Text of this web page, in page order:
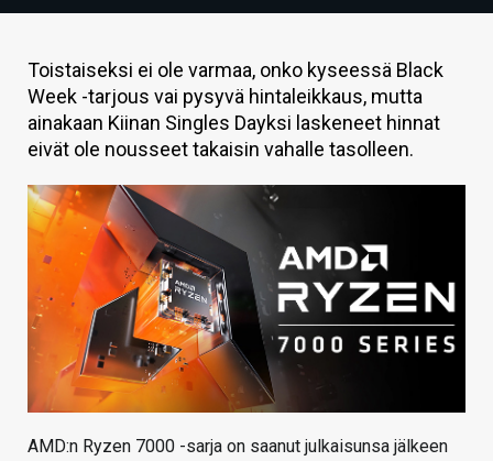
HINTA.FI
KAUPPA
VAIHDA TEEMA
HAKU
Toistaiseksi ei ole varmaa, onko kyseessä Black
Week -tarjous vai pysyvä hintaleikkaus, mutta
ainakaan Kiinan Singles Dayksi laskeneet hinnat
eivät ole nousseet takaisin vahalle tasolleen.
AMD:n Ryzen 7000 -sarja on saanut julkaisunsa jälkeen